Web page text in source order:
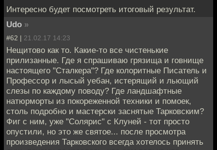
Интересно будет посмотреть итоговый результат.
Udo »
#62 | 21.02.17 14:23
Нещитово как то. Какие-то все чистенькие
прилизанные. Где я спрашиваю грязища и говнище
настоящего "Сталкера"? Где колоритные Писатель и
Профессор и лысый уебан, истерящий и льющий
слезы по каждому поводу? Где ландшафтные
натюрморты из покореженной техники и помоек,
столь подробно и мастерски заснятые Тарковским?
Фиг с ним, уже "Солярис" с Клуней - тот просто
опустили, но это же святое... после просмотра
произведения Тарковского всегда хотелось принять